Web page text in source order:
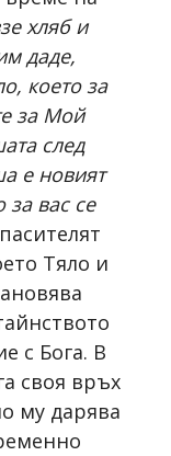
хляб и
даде,
което за
за Мой
след
е новият
за вас се
Тяло и
с Бога. В
своя връх
му дарява